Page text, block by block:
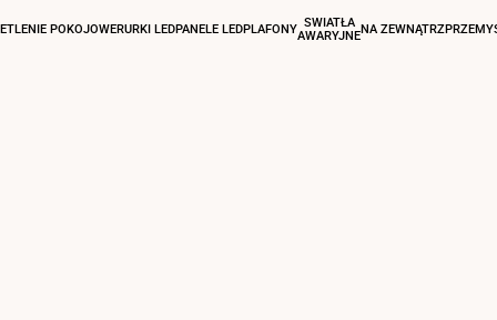
POKOJOWERURKI LEDPANELE LEDPLAFONY ŚWIATŁA
AWARYJNENA ZEWNĄTRZ